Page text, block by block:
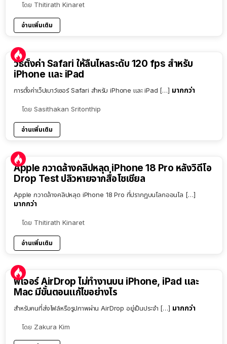
โดย Thitirath Kinaret
อ่านเพิ่มเติม
วิธีตั้งค่า Safari ให้ลื่นไหลระดับ 120 fps สำหรับ
iPhone และ iPad
การตั้งค่าเว็ปเบาว์เซอร์ Safari สำหรับ iPhone และ iPad […] มากกว่า
โดย Sasithakan Sritonthip
อ่านเพิ่มเติม
Apple กวาดล้างคลิปหลุด iPhone 18 Pro หลังวิดีโอ
Drop Test ปลิวหายจากสื่อโซเชียล
Apple กวาดล้างคลิปหลุด iPhone 18 Pro ที่ปรากฏบนโลกออนไล […]
มากกว่า
โดย Thitirath Kinaret
อ่านเพิ่มเติม
ฟีเจอร์ AirDrop ไม่ทำงานบน iPhone, iPad และ
Mac มีขั้นตอนแก้ไขอย่างไร
สำหรับคนที่ส่งไฟล์หรือรูปภาพผ่าน AirDrop อยู่เป็นประจำ […] มากกว่า
โดย Zakura Kim